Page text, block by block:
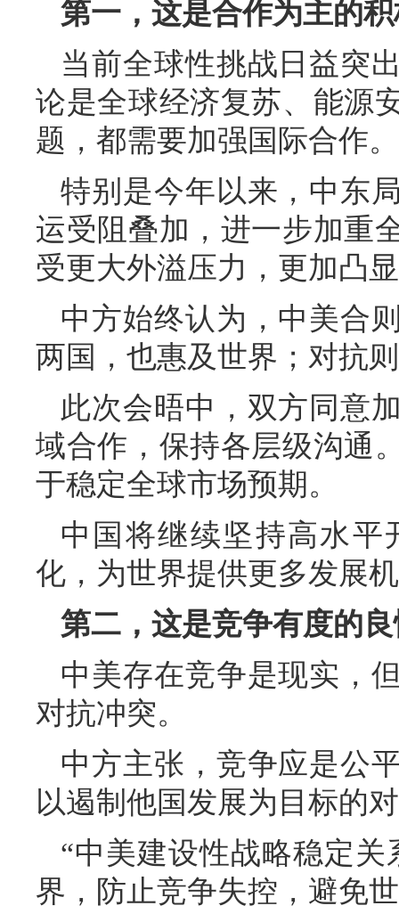
第一，这是合作为主的
当前全球性挑战日益突
论是全球经济复苏、能源
题，都需要加强国际合作。
特别是今年以来，中东
运受阻叠加，进一步加重
受更大外溢压力，更加凸
中方始终认为，中美合
两国，也惠及世界；对抗
此次会晤中，双方同意
域合作，保持各层级沟通
于稳定全球市场预期。
中国将继续坚持高水平
化，为世界提供更多发展
第二，这是竞争有度的
中美存在竞争是现实，
对抗冲突。
中方主张，竞争应是公
以遏制他国发展为目标的
“中美建设性战略稳定
界，防止竞争失控，避免